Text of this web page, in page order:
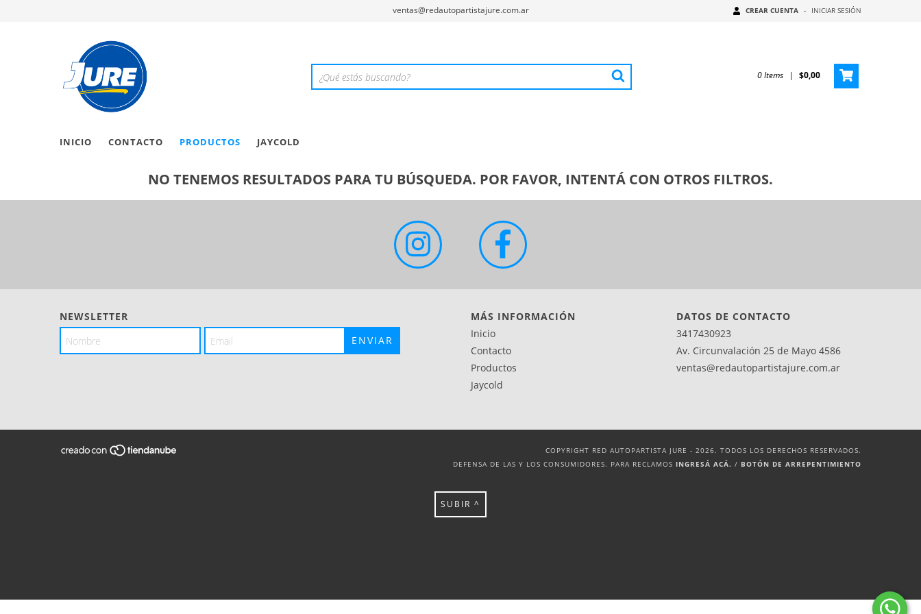
ventas@redautopartistajure.com.ar CREAR CUENTA - INICIAR SESIÓN
0Items | $0,00
INICIO CONTACTO PRODUCTOS JAYCOLD
NO TENEMOS RESULTADOS PARA TU BÚSQUEDA. POR FAVOR, INTENTÁ CON OTROS FILTROS.
NEWSLETTER
MÁS INFORMACIÓN
Inicio
Contacto
Productos
Jaycold
DATOS DE CONTACTO
3417430923
Av. Circunvalación 25 de Mayo 4586
ventas@redautopartistajure.com.ar
COPYRIGHT RED AUTOPARTISTA JURE - 2026. TODOS LOS DERECHOS RESERVADOS.
DEFENSA DE LAS Y LOS CONSUMIDORES. PARA RECLAMOS INGRESÁ ACÁ. / BOTÓN DE ARREPENTIMIENTO
SUBIR ^